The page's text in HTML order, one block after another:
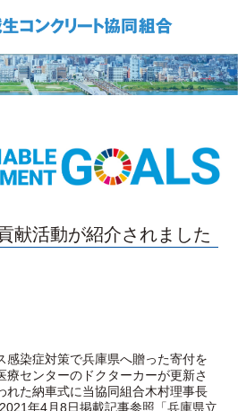
献活動が紹介されました
感染症対策で兵庫県へ贈った寄付を
療センターのドクターカーが更新さ
れた納車式に当協同組合木村理事長
年4月8日掲載記事参照「兵庫県立